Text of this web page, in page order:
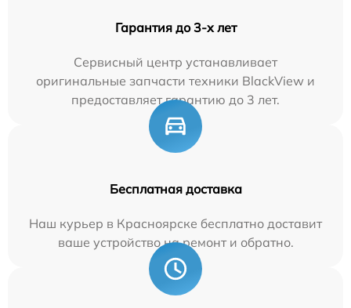
Гарантия до 3-х лет
Сервисный центр устанавливает
оригинальные запчасти техники BlackView и
предоставляет гарантию до 3 лет.
Бесплатная доставка
Наш курьер в Красноярске бесплатно доставит
ваше устройство на ремонт и обратно.